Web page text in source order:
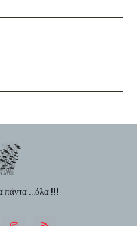
πάντα ...όλα !!!